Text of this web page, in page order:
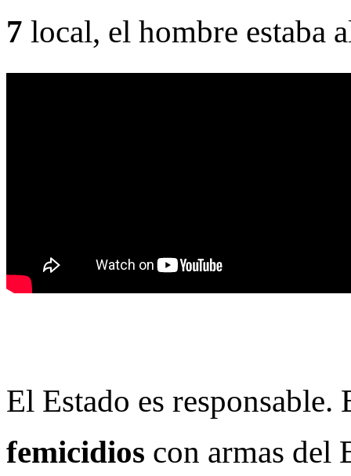
7 local, el hombre estaba
El Estado es responsable.
femicidios con armas del